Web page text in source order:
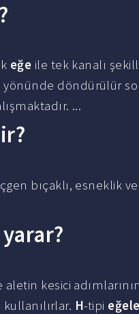
eğe ile tek kanalı
döndürülür
...
bıçaklı, esneklik
kesici
H-tipi